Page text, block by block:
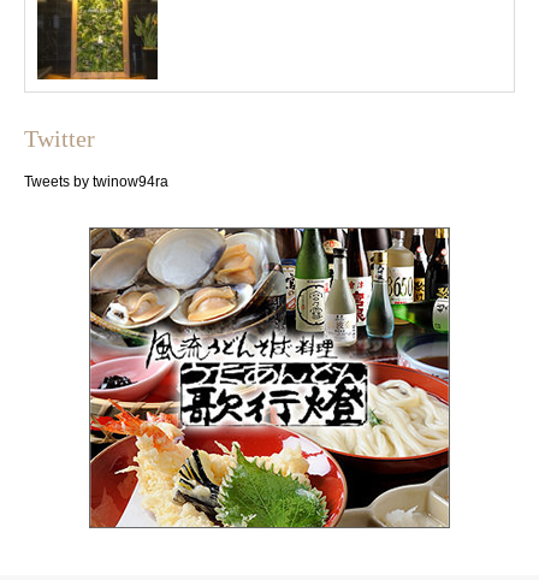
Twitter
Tweets by twinow94ra